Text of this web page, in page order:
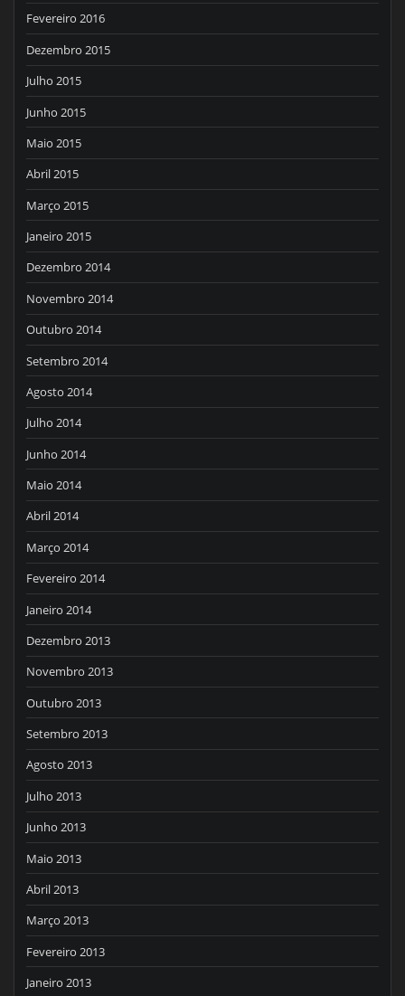
Fevereiro 2016
Dezembro 2015
Julho 2015
Junho 2015
Maio 2015
Abril 2015
Março 2015
Janeiro 2015
Dezembro 2014
Novembro 2014
Outubro 2014
Setembro 2014
Agosto 2014
Julho 2014
Junho 2014
Maio 2014
Abril 2014
Março 2014
Fevereiro 2014
Janeiro 2014
Dezembro 2013
Novembro 2013
Outubro 2013
Setembro 2013
Agosto 2013
Julho 2013
Junho 2013
Maio 2013
Abril 2013
Março 2013
Fevereiro 2013
Janeiro 2013